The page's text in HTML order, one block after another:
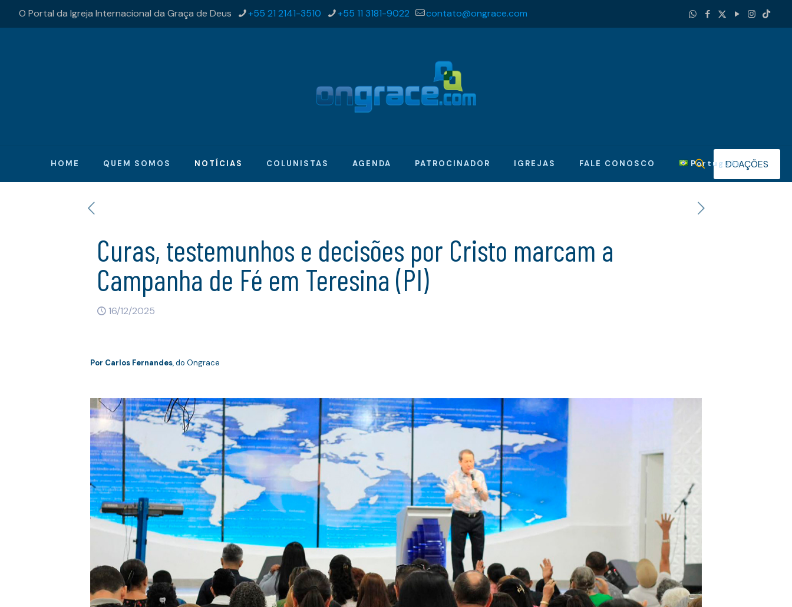
O Portal da Igreja Internacional da Graça de Deus +55 21 2141-3510 +55 11 3181-9022 contato@ongrace.com
HOME QUEM SOMOS NOTÍCIAS COLUNISTAS AGENDA PATROCINADOR IGREJAS FALE CONOSCO PortuguêsDOAÇÕES
Curas, testemunhos e decisões por Cristo marcam a
Campanha de Fé em Teresina (PI)
16/12/2025
Por Carlos Fernandes, do Ongrace